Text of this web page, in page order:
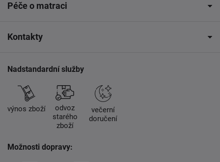
Péče o matraci
Kontakty
Nadstandardní služby
výnos zboží
odvoz
starého
zboží
večerní
doručení
Možnosti dopravy: